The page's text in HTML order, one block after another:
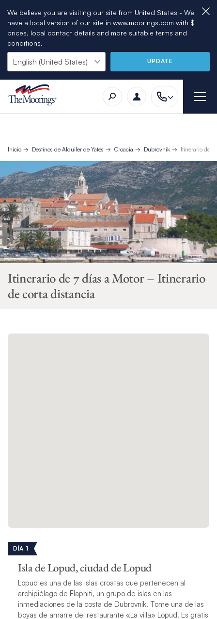
We believe you are visiting our site from United States - We
have a local version of our site in www.moorings.com with $
prices, local contact details and more suitable terms and
conditions.
UPDATE
Inicio Destinos de Alquiler de Yates Croacia Dubrovnik Itinerario de
Itinerario de 7 días a Motor – Itinerario
de corta distancia
DÍA 1
Isla de Lopud, ciudad de Lopud
Lopud es una de las islas croatas que pertenecen al
archipiélago de Elaphiti, un grupo de islas en las
inmediaciones de la costa de Dubrovnik. Tome una de las
boyas de amarre del restaurante «La villa» Lopud. Es gratis